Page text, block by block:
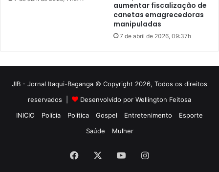
JIB - Jornal Itaqui-Baganga © Copyright 2026, Todos os direitos
reservados |
Desenvolvido por Wellington Feitosa
INICIO
Polícia Política Gospel Entretenimento
Esporte
Saúde
Mulher
Facebook YouTubeInstagram